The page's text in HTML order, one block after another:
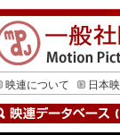
映連について
日本